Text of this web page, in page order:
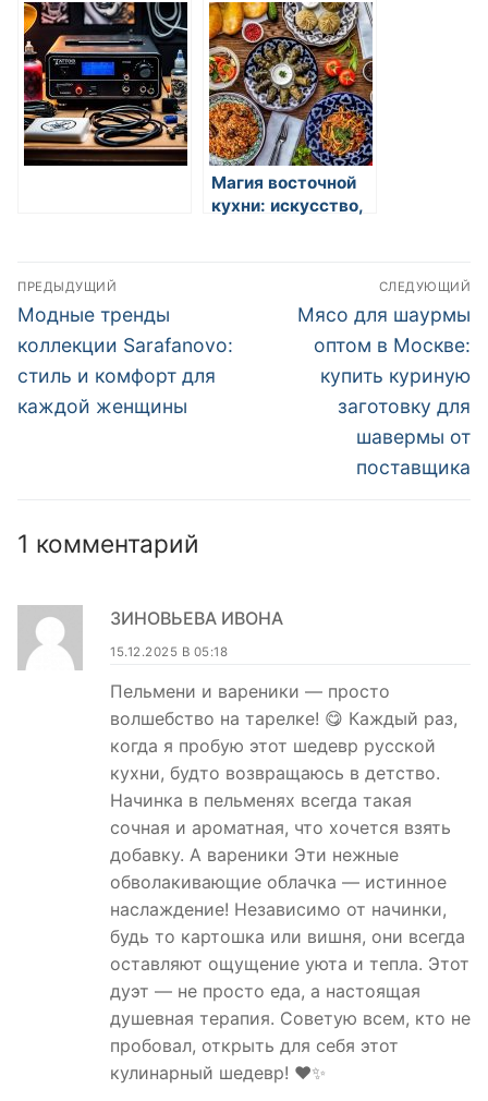
Магия восточной
кухни: искусство,
Навигация
по
записям
ПРЕДЫДУЩИЙ
Предыдущая
запись:
Модные тренды
коллекции Sarafanovo:
стиль и комфорт для
каждой женщины
СЛЕДУЮЩИЙ
Следующая
запись:
Мясо для шаурмы
оптом в Москве:
купить куриную
заготовку для
шавермы от
поставщика
1 комментарий
ЗИНОВЬЕВА ИВОНА
15.12.2025 В 05:18
Пельмени и вареники — просто
волшебство на тарелке! 😋 Каждый раз,
когда я пробую этот шедевр русской
кухни, будто возвращаюсь в детство.
Начинка в пельменях всегда такая
сочная и ароматная, что хочется взять
добавку. А вареники Эти нежные
обволакивающие облачка — истинное
наслаждение! Независимо от начинки,
будь то картошка или вишня, они всегда
оставляют ощущение уюта и тепла. Этот
дуэт — не просто еда, а настоящая
душевная терапия. Советую всем, кто не
пробовал, открыть для себя этот
кулинарный шедевр! ❤️✨